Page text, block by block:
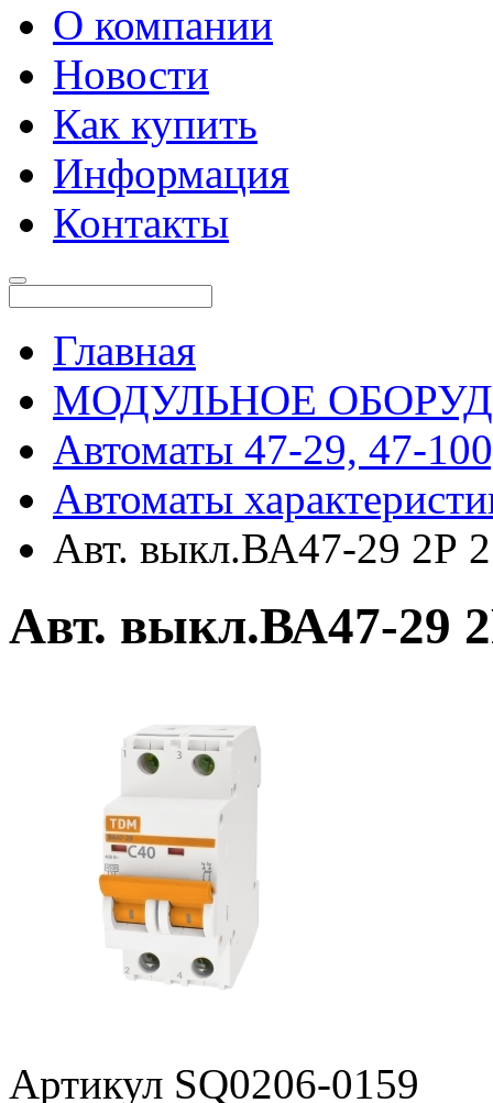
О компании
Новости
Как купить
Информация
Контакты
Главная
МОДУЛЬНОЕ
Автоматы 47-29, 47-
Автоматы
Авт. выкл.ВА47-29 2Р
Авт. выкл.ВА47-29
Артикул SQ0206-0159